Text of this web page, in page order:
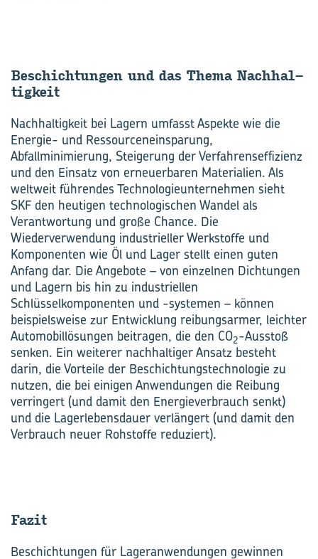
Be­schich­tun­gen und das Thema Nach­hal­
tig­keit
Nachhaltigkeit bei Lagern umfasst Aspekte wie die
Energie- und Ressourceneinsparung,
Abfallminimierung, Steigerung der Verfahrenseffizienz
und den Einsatz von erneuerbaren Materialien. Als
weltweit führendes Technologieunternehmen sieht
SKF den heutigen technologischen Wandel als
Verantwortung und große Chance. Die
Wiederverwendung industrieller Werkstoffe und
Komponenten wie Öl und Lager stellt einen guten
Anfang dar. Die Angebote – von einzelnen Dichtungen
und Lagern bis hin zu industriellen
Schlüsselkomponenten und -systemen – können
beispielsweise zur Entwicklung reibungsarmer, leichter
Automobillösungen beitragen, die den CO2-Ausstoß
senken. Ein weiterer nachhaltiger Ansatz besteht
darin, die Vorteile der Beschichtungstechnologie zu
nutzen, die bei einigen Anwendungen die Reibung
verringert (und damit den Energieverbrauch senkt)
und die Lagerlebensdauer verlängert (und damit den
Verbrauch neuer Rohstoffe reduziert).
Fazit
Beschichtungen für Lageranwendungen gewinnen